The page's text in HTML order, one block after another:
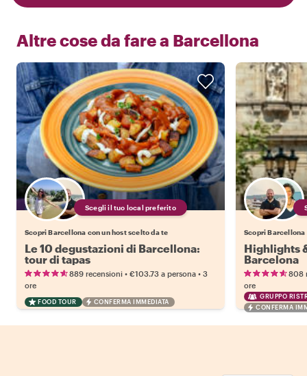
Altre cose da fare a Barcellona
Scegli il tuo local preferito
Scopri Barcellona con un host scelto da te
Le 10 degustazioni di Barcellona:
tour di tapas
889 recensioni • €103.73 a persona • 3
ore
FOOD TOUR CONFERMA IMMEDIATA
Scopri Barcellona
Highlights
Barcelona
808
ore
GRUPPO
CONFERMA